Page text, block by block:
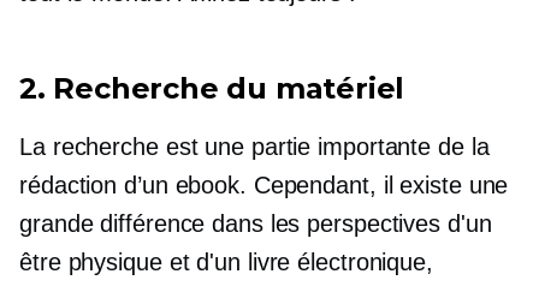
2. Recherche du matériel
La recherche est une partie importante de la
rédaction d’un ebook. Cependant, il existe une
grande différence dans les perspectives d'un
être physique et d'un livre électronique,